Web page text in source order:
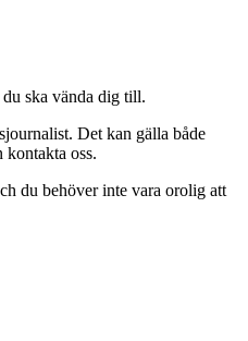
ska vända dig till.
Det kan gälla både
oss.
du behöver inte vara orolig att